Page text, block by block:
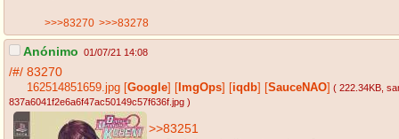
>>>83270 >>>83278
Anónimo 01/07/21 14:08
/#/ 83270
162514851659.jpg Google ImgOps iqdb SauceNAO ( 222.34KB ,
837a6041f2e6a6f47ac50149c57f636f.jpg )
>>83251